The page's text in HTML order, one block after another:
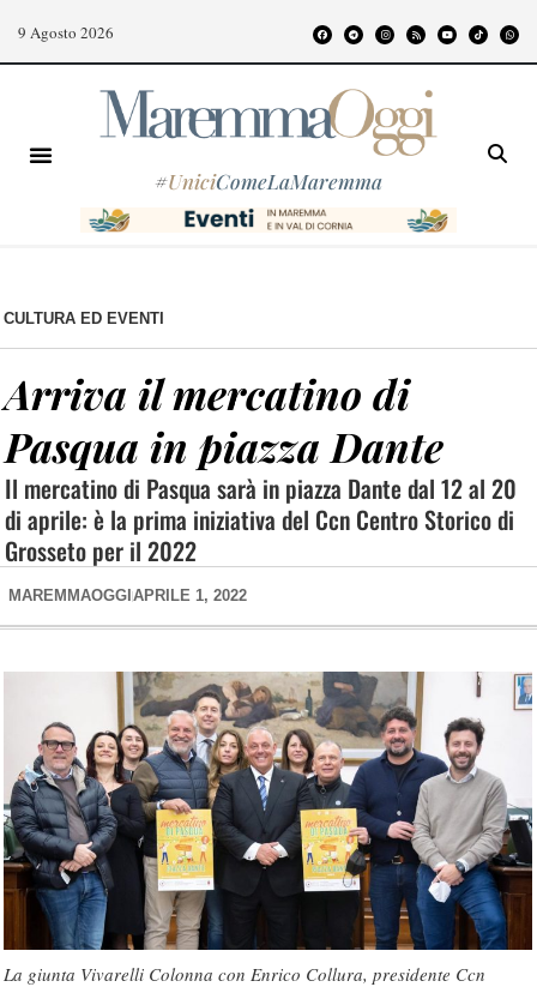
9 Agosto 2026
#UniciComeLaMaremma
CULTURA ED EVENTI
Arriva il mercatino di
Pasqua in piazza Dante
Il mercatino di Pasqua sarà in piazza Dante dal 12 al 20
di aprile: è la prima iniziativa del Ccn Centro Storico di
Grosseto per il 2022
MAREMMAOGGI APRILE 1, 2022
La giunta Vivarelli Colonna con Enrico Collura, presidente Ccn